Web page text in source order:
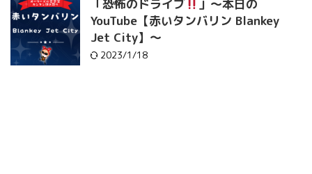
「恐怖のドライブ
」〜本日の
YouTube【赤いタンバリン Blankey
Jet City】〜
2023/1/18